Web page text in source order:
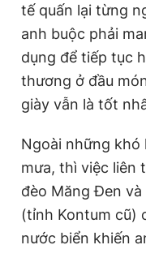
tế quấn lại từng
anh buộc phải
dụng để tiếp tục
thương ở đầu
giày vẫn là tốt
Ngoài những
mưa, thì việc liên
đèo Măng Đen
(tỉnh Kontum cũ)
nước biển khiến